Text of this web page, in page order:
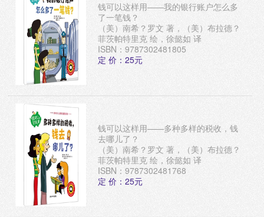
钱可以这样用——我的银行账户怎么多
了一笔钱？
（美）南希？罗文 著，（美）布拉德？
菲茨帕特里克 绘，徐懿如 译
ISBN：9787302481805
定 价：25元
钱可以这样用——多种多样的税收，钱
去哪儿了？
（美）南希？罗文 著，（美）布拉德？
菲茨帕特里克 绘，徐懿如 译
ISBN：9787302481768
定 价：25元